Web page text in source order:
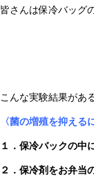
皆さんは保冷バッグ
こんな実験結果があ
〈菌の増殖を抑え
１．保冷バックの中
２．保冷剤をお弁当